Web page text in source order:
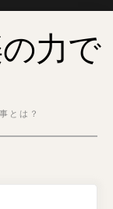
力で
とは？